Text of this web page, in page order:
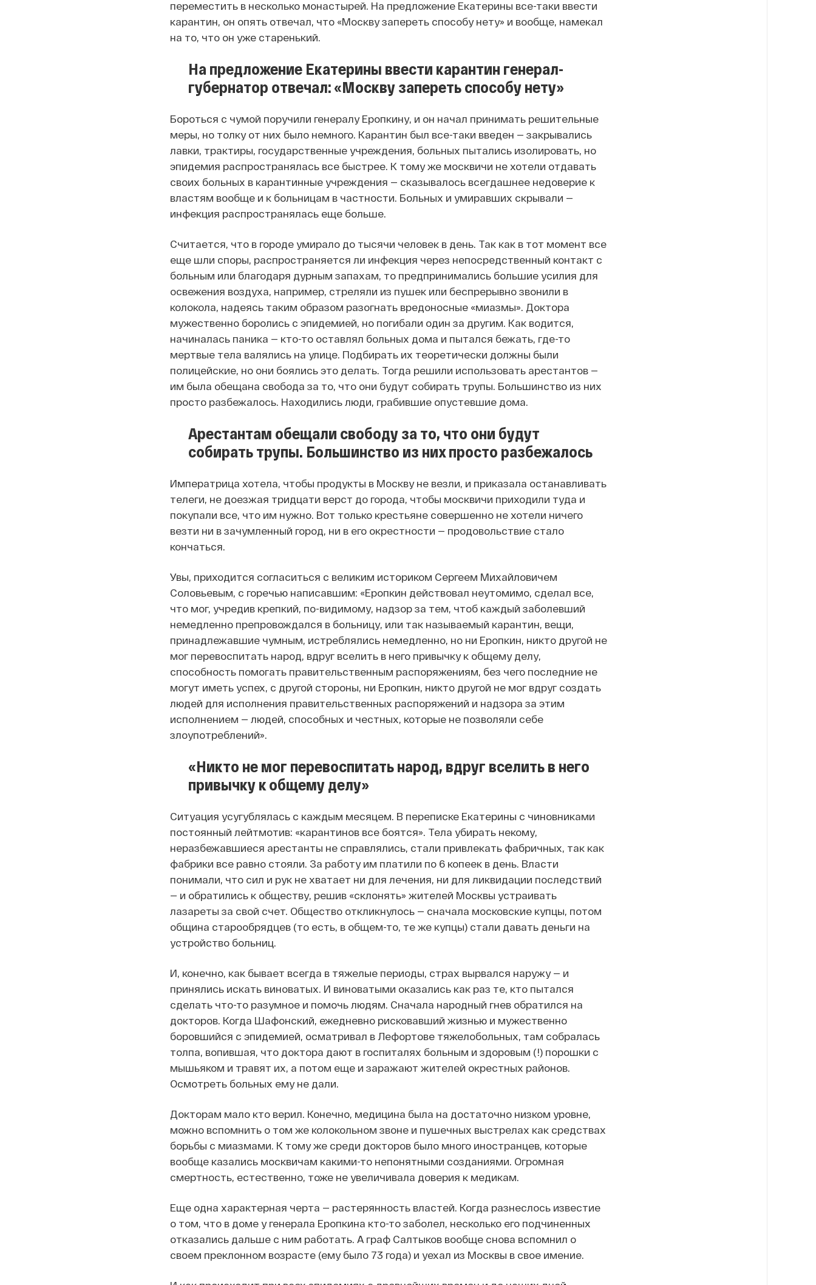
переместить в несколько монастырей. На предложение Екатерины все-таки ввести
карантин, он опять отвечал, что «Москву запереть способу нету» и вообще, намекал
на то, что он уже старенький.
На предложение Екатерины ввести карантин генерал-
губернатор отвечал: «Москву запереть способу нету»
Бороться с чумой поручили генералу Еропкину, и он начал принимать решительные
меры, но толку от них было немного. Карантин был все-таки введен — закрывались
лавки, трактиры, государственные учреждения, больных пытались изолировать, но
эпидемия распространялась все быстрее. К тому же москвичи не хотели отдавать
своих больных в карантинные учреждения — сказывалось всегдашнее недоверие к
властям вообще и к больницам в частности. Больных и умиравших скрывали —
инфекция распространялась еще больше.
Считается, что в городе умирало до тысячи человек в день. Так как в тот момент все
еще шли споры, распространяется ли инфекция через непосредственный контакт с
больным или благодаря дурным запахам, то предпринимались большие усилия для
освежения воздуха, например, стреляли из пушек или беспрерывно звонили в
колокола, надеясь таким образом разогнать вредоносные «миазмы». Доктора
мужественно боролись с эпидемией, но погибали один за другим. Как водится,
начиналась паника — кто-то оставлял больных дома и пытался бежать, где-то
мертвые тела валялись на улице. Подбирать их теоретически должны были
полицейские, но они боялись это делать. Тогда решили использовать арестантов —
им была обещана свобода за то, что они будут собирать трупы. Большинство из них
просто разбежалось. Находились люди, грабившие опустевшие дома.
Арестантам обещали свободу за то, что они будут
собирать трупы. Большинство из них просто разбежалось
Императрица хотела, чтобы продукты в Москву не везли, и приказала останавливать
телеги, не доезжая тридцати верст до города, чтобы москвичи приходили туда и
покупали все, что им нужно. Вот только крестьяне совершенно не хотели ничего
везти ни в зачумленный город, ни в его окрестности — продовольствие стало
кончаться.
Увы, приходится согласиться с великим историком Сергеем Михайловичем
Соловьевым, с горечью написавшим: «Еропкин действовал неутомимо, сделал все,
что мог, учредив крепкий, по-видимому, надзор за тем, чтоб каждый заболевший
немедленно препровождался в больницу, или так называемый карантин, вещи,
принадлежавшие чумным, истреблялись немедленно, но ни Еропкин, никто другой не
мог перевоспитать народ, вдруг вселить в него привычку к общему делу,
способность помогать правительственным распоряжениям, без чего последние не
могут иметь успех, с другой стороны, ни Еропкин, никто другой не мог вдруг создать
людей для исполнения правительственных распоряжений и надзора за этим
исполнением — людей, способных и честных, которые не позволяли себе
злоупотреблений».
«Никто не мог перевоспитать народ, вдруг вселить в него
привычку к общему делу»
Ситуация усугублялась с каждым месяцем. В переписке Екатерины с чиновниками
постоянный лейтмотив: «карантинов все боятся». Тела убирать некому,
неразбежавшиеся арестанты не справлялись, стали привлекать фабричных, так как
фабрики все равно стояли. За работу им платили по 6 копеек в день. Власти
понимали, что сил и рук не хватает ни для лечения, ни для ликвидации последствий
— и обратились к обществу, решив «склонять» жителей Москвы устраивать
лазареты за свой счет. Общество откликнулось — сначала московские купцы, потом
община старообрядцев (то есть, в общем-то, те же купцы) стали давать деньги на
устройство больниц.
И, конечно, как бывает всегда в тяжелые периоды, страх вырвался наружу — и
принялись искать виноватых. И виноватыми оказались как раз те, кто пытался
сделать что-то разумное и помочь людям. Сначала народный гнев обратился на
докторов. Когда Шафонский, ежедневно рисковавший жизнью и мужественно
боровшийся с эпидемией, осматривал в Лефортове тяжелобольных, там собралась
толпа, вопившая, что доктора дают в госпиталях больным и здоровым (!) порошки с
мышьяком и травят их, а потом еще и заражают жителей окрестных районов.
Осмотреть больных ему не дали.
Докторам мало кто верил. Конечно, медицина была на достаточно низком уровне,
можно вспомнить о том же колокольном звоне и пушечных выстрелах как средствах
борьбы с миазмами. К тому же среди докторов было много иностранцев, которые
вообще казались москвичам какими-то непонятными созданиями. Огромная
смертность, естественно, тоже не увеличивала доверия к медикам.
Еще одна характерная черта — растерянность властей. Когда разнеслось известие
о том, что в доме у генерала Еропкина кто-то заболел, несколько его подчиненных
отказались дальше с ним работать. А граф Салтыков вообще снова вспомнил о
своем преклонном возрасте (ему было 73 года) и уехал из Москвы в свое имение.